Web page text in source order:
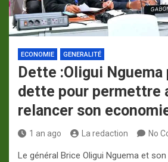
ECONOMIE GENERALITÉ
Dette :Oligui Nguema
dette pour permettre
relancer son
1 an ago La redaction No
Le général Brice Oligui Nguema et